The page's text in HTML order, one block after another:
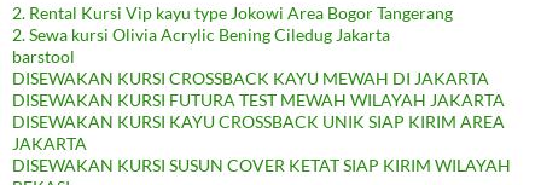
2. Rental Kursi Vip kayu type Jokowi Area Bogor Tangerang
2. Sewa kursi Olivia Acrylic Bening Ciledug Jakarta
barstool
DISEWAKAN KURSI CROSSBACK KAYU MEWAH DI JAKARTA
DISEWAKAN KURSI FUTURA TEST MEWAH WILAYAH JAKARTA
DISEWAKAN KURSI KAYU CROSSBACK UNIK SIAP KIRIM AREA
JAKARTA
DISEWAKAN KURSI SUSUN COVER KETAT SIAP KIRIM WILAYAH